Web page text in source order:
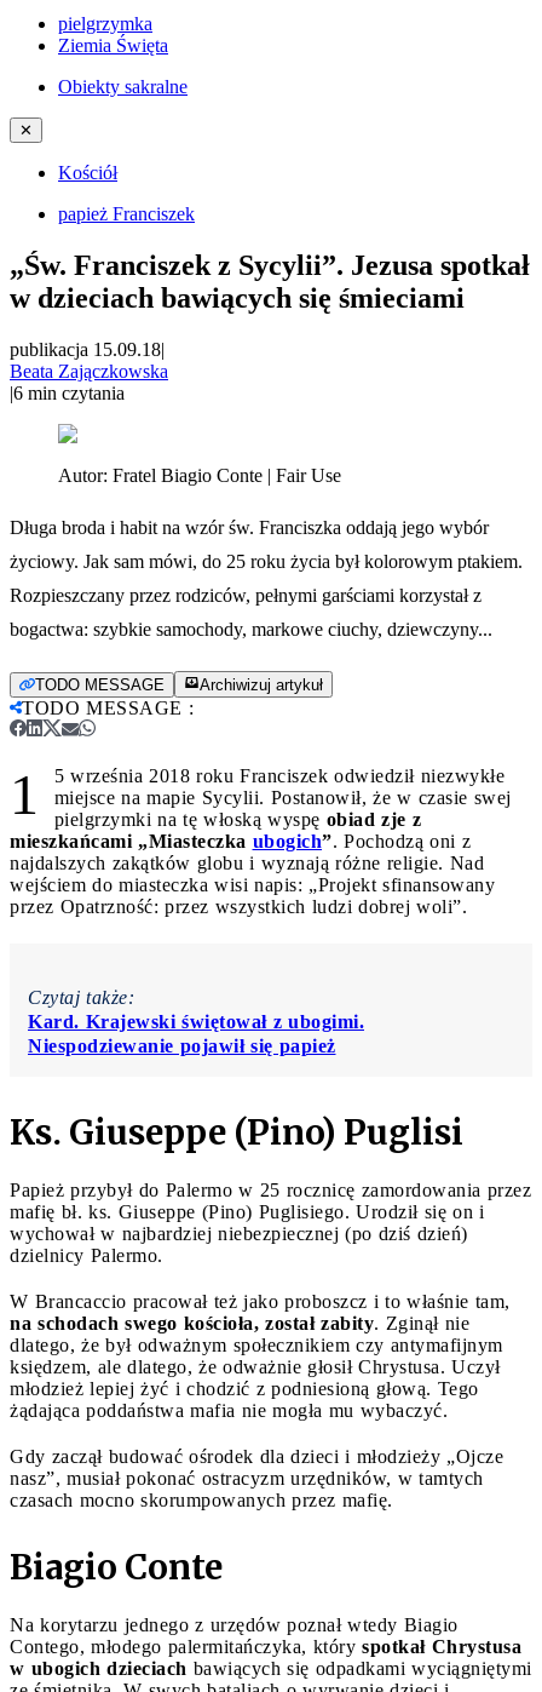
pielgrzymka
Ziemia Święta
Obiekty sakralne
✕
Kościół
papież Franciszek
„Św. Franciszek z Sycylii”. Jezusa spotkał
w dzieciach bawiących się śmieciami
publikacja 15.09.18|
Beata Zajączkowska
|6 min czytania
Autor: Fratel Biagio Conte | Fair Use
Długa broda i habit na wzór św. Franciszka oddają jego wybór
życiowy. Jak sam mówi, do 25 roku życia był kolorowym ptakiem.
Rozpieszczany przez rodziców, pełnymi garściami korzystał z
bogactwa: szybkie samochody, markowe ciuchy, dziewczyny...
TODO MESSAGE Archiwizuj artykuł
TODO MESSAGE :
1
5 września 2018 roku Franciszek odwiedził niezwykłe
miejsce na mapie Sycylii. Postanowił, że w czasie swej
pielgrzymki na tę włoską wyspę obiad zje z
mieszkańcami „Miasteczka ubogich”. Pochodzą oni z
najdalszych zakątków globu i wyznają różne religie. Nad
wejściem do miasteczka wisi napis: „Projekt sfinansowany
przez Opatrzność: przez wszystkich ludzi dobrej woli”.
Czytaj także:
Kard. Krajewski świętował z ubogimi.
Niespodziewanie pojawił się papież
Ks. Giuseppe (Pino) Puglisi
Papież przybył do Palermo w 25 rocznicę zamordowania przez
mafię bł. ks. Giuseppe (Pino) Puglisiego. Urodził się on i
wychował w najbardziej niebezpiecznej (po dziś dzień)
dzielnicy Palermo.
W Brancaccio pracował też jako proboszcz i to właśnie tam,
na schodach swego kościoła, został zabity. Zginął nie
dlatego, że był odważnym społecznikiem czy antymafijnym
księdzem, ale dlatego, że odważnie głosił Chrystusa. Uczył
młodzież lepiej żyć i chodzić z podniesioną głową. Tego
żądająca poddaństwa mafia nie mogła mu wybaczyć.
Gdy zaczął budować ośrodek dla dzieci i młodzieży „Ojcze
nasz”, musiał pokonać ostracyzm urzędników, w tamtych
czasach mocno skorumpowanych przez mafię.
Biagio Conte
Na korytarzu jednego z urzędów poznał wtedy Biagio
Contego, młodego palermitańczyka, który spotkał Chrystusa
w ubogich dzieciach bawiących się odpadkami wyciągniętymi